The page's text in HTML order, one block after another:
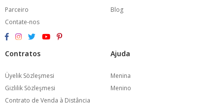
Parceiro
Contate-nos
Blog
Contratos
Üyelik Sözleşmesi
Gizlilik Sözleşmesi
Contrato de Venda à Distância
Ajuda
Menina
Menino